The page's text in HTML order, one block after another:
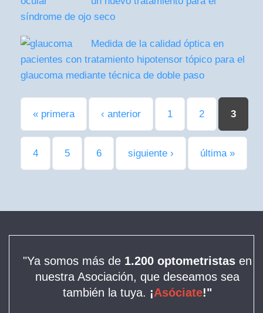
síndrome de ojo seco
Medida de la calidad óptica en
pacientes con tratamiento hipotensor tópico para el
glaucoma mediante técnica de doble paso
Páginas
« primera ‹ anterior 1 2 3
4 5 6 siguiente › última »
"Ya somos más de 1.200 optometristas en
nuestra Asociación, que deseamos sea
también la tuya. ¡Asóciate!"